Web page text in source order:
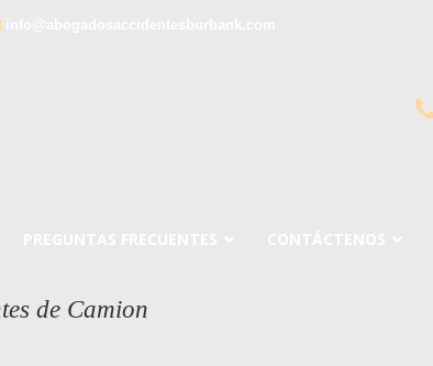
de Camion